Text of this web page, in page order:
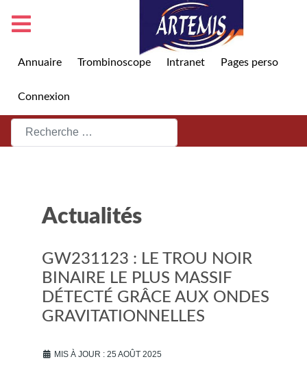
Annuaire Trombinoscope Intranet Pages perso
Connexion
Rechercher
Actualités
GW231123 : LE TROU NOIR
BINAIRE LE PLUS MASSIF
DÉTECTÉ GRÂCE AUX ONDES
GRAVITATIONNELLES
MIS À JOUR : 25 AOÛT 2025